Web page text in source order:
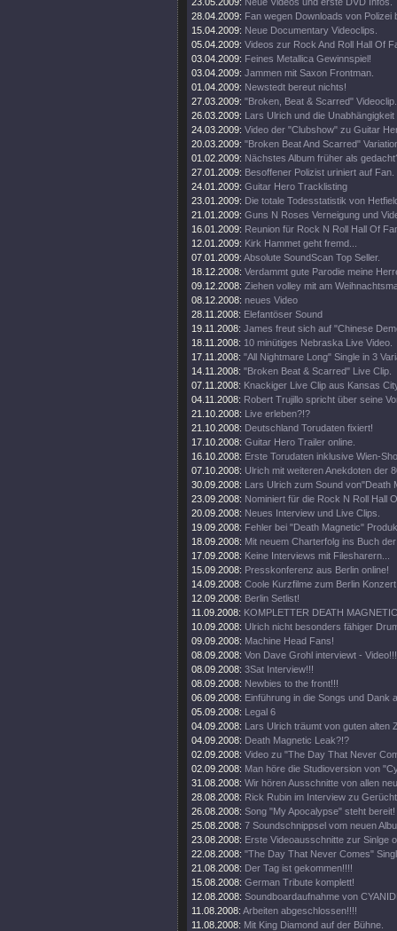
28.04.2009: Fan wegen Downloads von Polizei
15.04.2009: Neue Documentary Videoclips.
05.04.2009: Videos zur Rock And Roll Hall Of
03.04.2009: Feines Metallica Gewinnspiel!
03.04.2009: Jammen mit Saxon Frontman.
01.04.2009: Newstedt bereut nichts!
27.03.2009: "Broken, Beat & Scarred" Videoclip.
26.03.2009: Lars Ulrich und die Unabhängigkeit
24.03.2009: Video der "Clubshow" zu Guitar
20.03.2009: "Broken Beat And Scarred"
01.02.2009: Nächstes Album früher als
27.01.2009: Besoffener Polizist uriniert auf Fan.
24.01.2009: Guitar Hero Tracklisting
23.01.2009: Die totale Todesstatistik von
21.01.2009: Guns N Roses Verneigung und
16.01.2009: Reunion für Rock N Roll Hall Of
12.01.2009: Kirk Hammet geht fremd...
07.01.2009: Absolute SoundScan Top Seller.
18.12.2008: Verdammt gute Parodie meine
09.12.2008: Ziehen volley mit am
08.12.2008: neues Video
28.11.2008: Elefantöser Sound
19.11.2008: James freut sich auf "Chinese
18.11.2008: 10 minütiges Nebraska Live Video.
17.11.2008: "All Nightmare Long" Single in 3
14.11.2008: "Broken Beat & Scarred" Live Clip.
07.11.2008: Knackiger Live Clip aus Kansas
04.11.2008: Robert Trujillo spricht über seine
21.10.2008: Live erleben?!?
21.10.2008: Deutschland Torudaten fixiert!
17.10.2008: Guitar Hero Trailer online.
16.10.2008: Erste Torudaten inklusive Wien-
07.10.2008: Ulrich mit weiteren Anekdoten der
30.09.2008: Lars Ulrich zum Sound von"Death
23.09.2008: Nominiert für die Rock N Roll Hall
20.09.2008: Neues Interview und Live Clips.
19.09.2008: Fehler bei "Death Magnetic"
18.09.2008: Mit neuem Charterfolg ins Buch
17.09.2008: Keine Interviews mit Filesharern...
15.09.2008: Presskonferenz aus Berlin online!
14.09.2008: Coole Kurzfilme zum Berlin
12.09.2008: Berlin Setlist!
11.09.2008: KOMPLETTER DEATH
10.09.2008: Ulrich nicht besonders fähiger
09.09.2008: Machine Head Fans!
08.09.2008: Von Dave Grohl interviewt - Video!!!
08.09.2008: 3Sat Interview!!!
08.09.2008: Newbies to the front!!!
06.09.2008: Einführung in die Songs und Dank
05.09.2008: Legal 6
04.09.2008: Lars Ulrich träumt von guten alten
04.09.2008: Death Magnetic Leak?!?
02.09.2008: Video zu "The Day That Never
02.09.2008: Man höre die Studioversion von
31.08.2008: Wir hören Ausschnitte von allen
28.08.2008: Rick Rubin im Interview zu
26.08.2008: Song "My Apocalypse" steht bereit!
25.08.2008: 7 Soundschnippsel vom neuen
23.08.2008: Erste Videoausschnitte zur Sinlge
22.08.2008: "The Day That Never Comes"
21.08.2008: Der Tag ist gekommen!!!!
15.08.2008: German Tribute komplett!
12.08.2008: Soundboardaufnahme von
11.08.2008: Arbeiten abgeschlossen!!!!
11.08.2008: Mit King Diamond auf der Bühne.